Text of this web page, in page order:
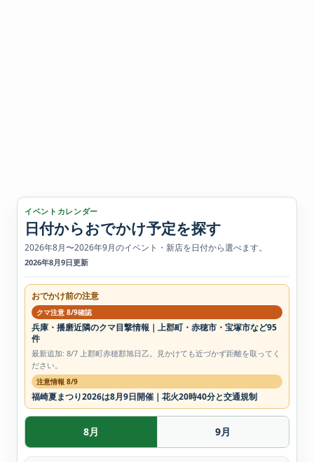
イベントカレンダー
日付からおでかけ予定を探す
2026年8月〜2026年9月のイベント・新店を日付から選べます。
2026年8月9日更新
おでかけ前の注意
クマ注意 8/9確認
兵庫・播磨近隣のクマ目撃情報｜上郡町・赤穂市・宝塚市など95
件
最新追加: 8/7 上郡町赤穂郡旭日乙。見かけても近づかず距離を取ってく
ださい。
注意情報 8/9
福崎夏まつり2026は8月9日開催｜花火20時40分と交通規制
8月 9月